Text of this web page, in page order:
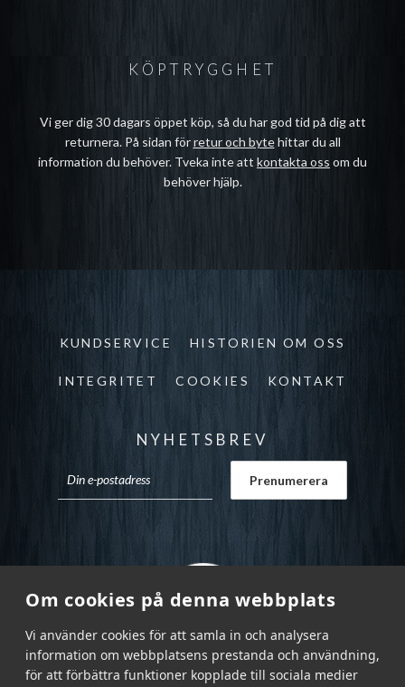
Om cookies på denna webbplats
Vi använder cookies för att samla in och analysera
information om webbplatsens prestanda och användning,
för att förbättra funktioner kopplade till sociala medier
KÖPTRYGGHET
Vi ger dig 30 dagars öppet köp, så du har god tid på dig att
returnera. På sidan förretur och bytehittar du all
information du behöver. Tveka inte att kontakta oss om du
behöver hjälp.
KUNDSERVICE HISTORIEN OM OSS
INTEGRITET COOKIES KONTAKT
NYHETSBREV